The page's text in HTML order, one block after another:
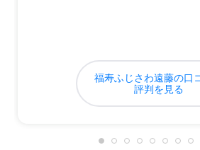
福寿ふじさわ遠藤の口
評判を見る